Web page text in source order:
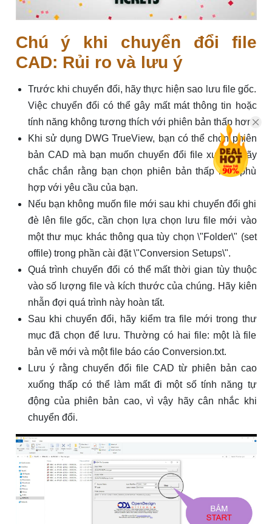
Chú ý khi chuyển đổi file
CAD: Rủi ro và lưu ý
Trước khi chuyển đổi, hãy thực hiện sao lưu file gốc.
Việc chuyển đổi có thể gây mất mát thông tin hoặc
tính năng không tương thích với phiên bản thấp hơn.
Khi sử dụng DWG TrueView, bạn có thể chọn phiên
bản CAD mà bạn muốn chuyển đổi file xuống. Hãy
chắc chắn rằng bạn chọn phiên bản thấp hơn phù
hợp với yêu cầu của bạn.
Nếu bạn không muốn file mới sau khi chuyển đổi ghi
đè lên file gốc, cần chọn lựa chọn lưu file mới vào
một thư mục khác thông qua tùy chọn \"Folder\" (set
offile) trong phần cài đặt \"Conversion Setups\".
Quá trình chuyển đổi có thể mất thời gian tùy thuộc
vào số lượng file và kích thước của chúng. Hãy kiên
nhẫn đợi quá trình này hoàn tất.
Sau khi chuyển đổi, hãy kiểm tra file mới trong thư
mục đã chọn để lưu. Thường có hai file: một là file
bản vẽ mới và một file báo cáo Conversion.txt.
Lưu ý rằng chuyển đổi file CAD từ phiên bản cao
xuống thấp có thể làm mất đi một số tính năng tự
động của phiên bản cao, vì vậy hãy cân nhắc khi
chuyển đổi.